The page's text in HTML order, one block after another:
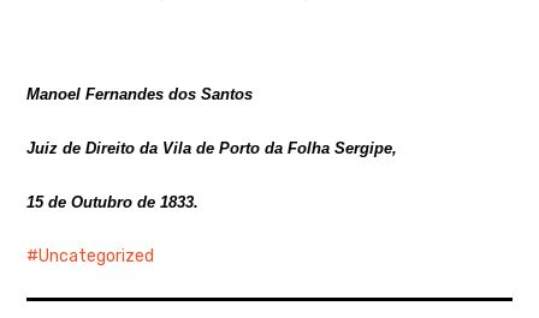
Manoel Fernandes dos Santos
Juiz de Direito da Vila de Porto da Folha Sergipe,
15 de Outubro de 1833.
Uncategorized